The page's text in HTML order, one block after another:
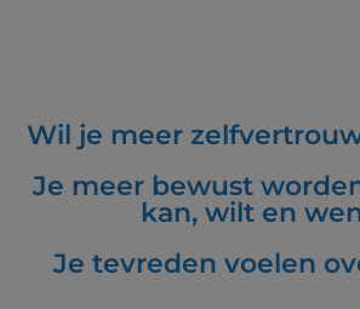
Wil je meer
Je meer bewust
kan, wilt en
Je tevreden voelen